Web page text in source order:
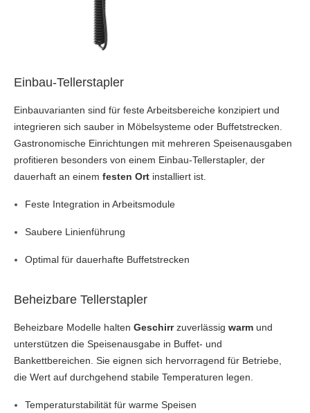
Einbau-Tellerstapler
Einbauvarianten sind für feste Arbeitsbereiche konzipiert und
integrieren sich sauber in Möbelsysteme oder Buffetstrecken.
Gastronomische Einrichtungen mit mehreren Speisenausgaben
profitieren besonders von einem Einbau-Tellerstapler, der
dauerhaft an einem festen Ort installiert ist.
Feste Integration in Arbeitsmodule
Saubere Linienführung
Optimal für dauerhafte Buffetstrecken
Beheizbare Tellerstapler
Beheizbare Modelle halten Geschirrzuverlässig warm und
unterstützen die Speisenausgabe in Buffet- und
Bankettbereichen. Sie eignen sich hervorragend für Betriebe,
die Wert auf durchgehend stabile Temperaturen legen.
Temperaturstabilität für warme Speisen